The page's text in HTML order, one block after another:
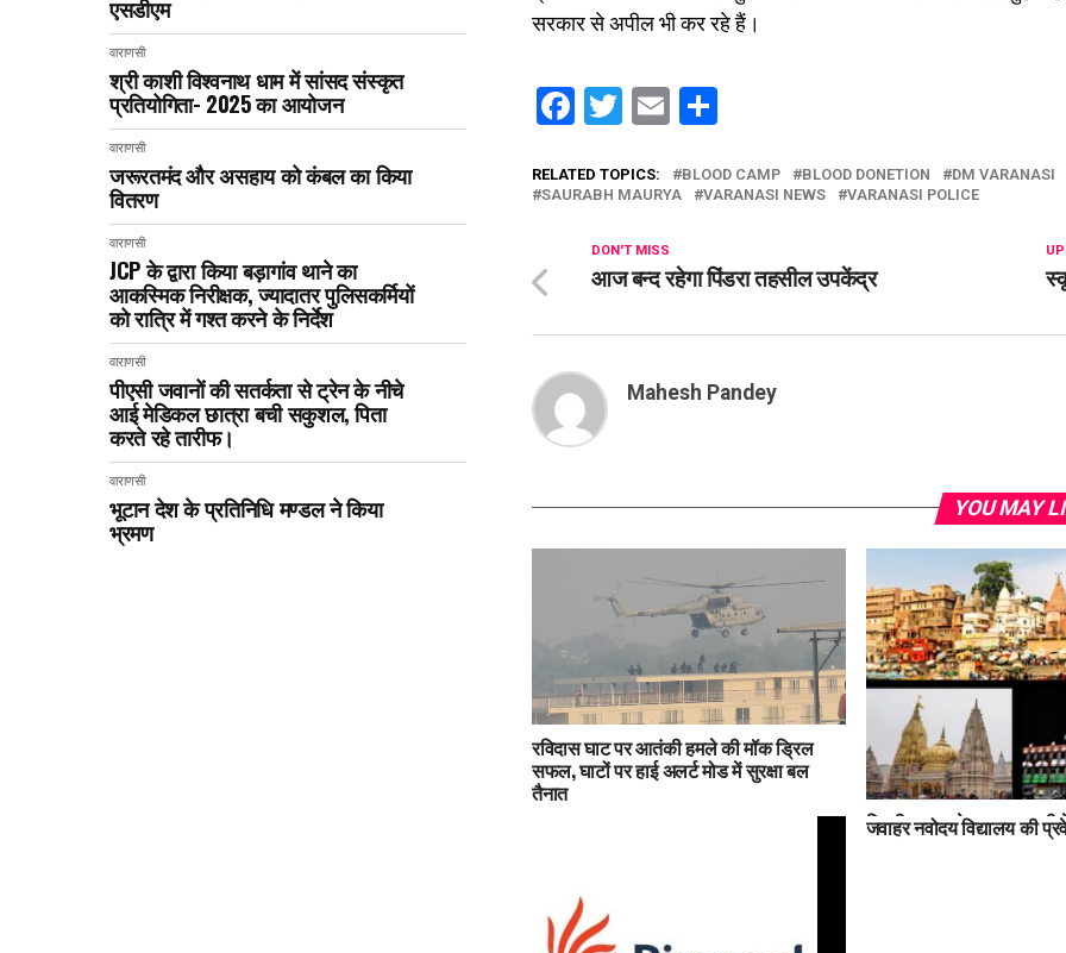
एसडीएम
वाराणसी
श्री काशी विश्वनाथ धाम में सांसद संस्कृत
प्रतियोगिता- 2025 का आयोजन
वाराणसी
जरूरतमंद और असहाय को कंबल का किया
वितरण
वाराणसी
JCP के द्वारा किया बड़ागांव थाने का
आकस्मिक निरीक्षक, ज्यादातर पुलिसकर्मियों
को रात्रि में गश्त करने के निर्देश
वाराणसी
पीएसी जवानों की सतर्कता से ट्रेन के नीचे
आई मेडिकल छात्रा बची सकुशल, पिता
करते रहे तारीफ।
वाराणसी
भूटान देश के प्रतिनिधि मण्डल ने किया
भ्रमण
सरकार से अपील भी कर रहे हैं।
Facebook
Twitter
Email
RELATED TOPICS: BLOOD CAMP BLOOD DONETION DM VARANASI
SAURABH MAURYA
VARANASI NEWS VARANASI POLICE
DON'T MISS
आज बन्द रहेगा पिंडरा तहसील उपकेंद्र
Mahesh Pandey
YOU MAY
रविदास घाट पर आतंकी हमले की मॉक ड्रिल
सफल, घाटों पर हाई अलर्ट मोड में सुरक्षा बल
तैनात
दिल्ली ब्लास्ट के बाद वाराणसी
काशी विश्वनाथ धाम से कैंट
जवाहर नवोदय विद्यालय की